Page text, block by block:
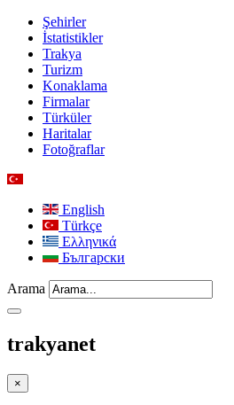
Şehirler
İstatistikler
Trakya
Turizm
Konaklama
Firmalar
Türküler
Haritalar
Fotoğraflar
English
Türkçe
Ελληνικά
Български
Arama
trakyanet
×